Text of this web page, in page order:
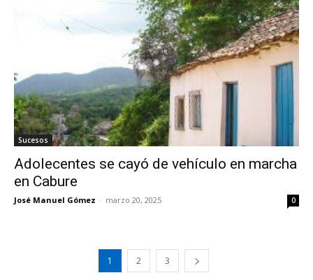
Sucesos
Adolecentes se cayó de vehículo en marcha
en Cabure
José Manuel Gómez - marzo 20, 2025 0
1 2 3